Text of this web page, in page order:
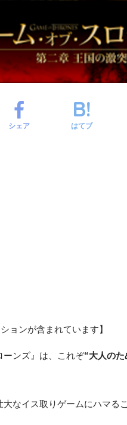
シェア はてブ
ョンが含まれています】
ーンズ』は、これぞ“大人のた
なイス取りゲームにハマる